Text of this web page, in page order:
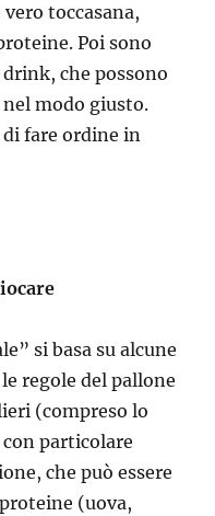
toccasana,
Poi sono
che possono
modo giusto.
fare ordine in
si basa su alcune
regole del pallone
(compreso lo
particolare
che può essere
(uova,